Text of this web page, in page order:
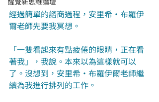
經過簡單的諮商過程，安里希‧布羅伊
爾老師先要我冥想。
「一雙看起來有點疲倦的眼睛，正在看
著我」，我說。本來以為這樣就可以
了。沒想到，安里希‧布羅伊爾老師繼
續為我進行排列的工作。